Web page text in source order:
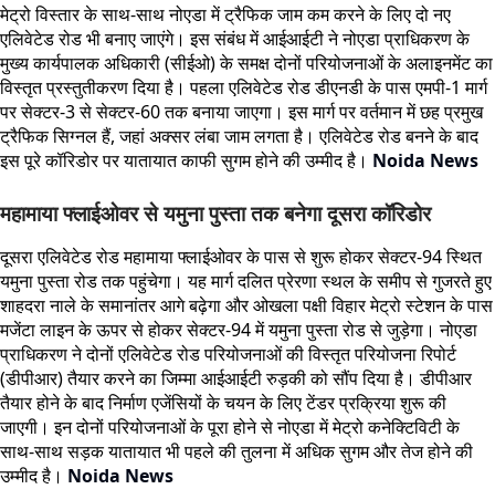
मेट्रो विस्तार के साथ-साथ नोएडा में ट्रैफिक जाम कम करने के लिए दो नए
एलिवेटेड रोड भी बनाए जाएंगे। इस संबंध में आईआईटी ने नोएडा प्राधिकरण के
मुख्य कार्यपालक अधिकारी (सीईओ) के समक्ष दोनों परियोजनाओं के अलाइनमेंट का
विस्तृत प्रस्तुतीकरण दिया है। पहला एलिवेटेड रोड डीएनडी के पास एमपी-1 मार्ग
पर सेक्टर-3 से सेक्टर-60 तक बनाया जाएगा। इस मार्ग पर वर्तमान में छह प्रमुख
ट्रैफिक सिग्नल हैं, जहां अक्सर लंबा जाम लगता है। एलिवेटेड रोड बनने के बाद
इस पूरे कॉरिडोर पर यातायात काफी सुगम होने की उम्मीद है। Noida News
महामाया फ्लाईओवर से यमुना पुस्ता तक बनेगा दूसरा कॉरिडोर
दूसरा एलिवेटेड रोड महामाया फ्लाईओवर के पास से शुरू होकर सेक्टर-94 स्थित
यमुना पुस्ता रोड तक पहुंचेगा। यह मार्ग दलित प्रेरणा स्थल के समीप से गुजरते हुए
शाहदरा नाले के समानांतर आगे बढ़ेगा और ओखला पक्षी विहार मेट्रो स्टेशन के पास
मजेंटा लाइन के ऊपर से होकर सेक्टर-94 में यमुना पुस्ता रोड से जुड़ेगा। नोएडा
प्राधिकरण ने दोनों एलिवेटेड रोड परियोजनाओं की विस्तृत परियोजना रिपोर्ट
(डीपीआर) तैयार करने का जिम्मा आईआईटी रुड़की को सौंप दिया है। डीपीआर
तैयार होने के बाद निर्माण एजेंसियों के चयन के लिए टेंडर प्रक्रिया शुरू की
जाएगी। इन दोनों परियोजनाओं के पूरा होने से नोएडा में मेट्रो कनेक्टिविटी के
साथ-साथ सड़क यातायात भी पहले की तुलना में अधिक सुगम और तेज होने की
उम्मीद है। Noida News